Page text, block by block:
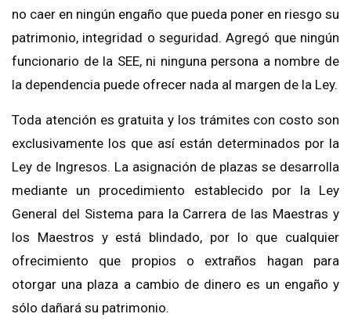
no caer en ningún engaño que pueda poner en riesgo su
patrimonio, integridad o seguridad. Agregó que ningún
funcionario de la SEE, ni ninguna persona a nombre de
la dependencia puede ofrecer nada al margen de la Ley.
Toda atención es gratuita y los trámites con costo son
exclusivamente los que así están determinados por la
Ley de Ingresos. La asignación de plazas se desarrolla
mediante un procedimiento establecido por la Ley
General del Sistema para la Carrera de las Maestras y
los Maestros y está blindado, por lo que cualquier
ofrecimiento que propios o extraños hagan para
otorgar una plaza a cambio de dinero es un engaño y
sólo dañará su patrimonio.